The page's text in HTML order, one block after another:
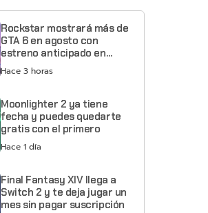
Rockstar mostrará más de
GTA 6 en agosto con
estreno anticipado en
Netflix
Hace 3 horas
Moonlighter 2 ya tiene
fecha y puedes quedarte
gratis con el primero
Hace 1 día
Final Fantasy XIV llega a
Switch 2 y te deja jugar un
mes sin pagar suscripción